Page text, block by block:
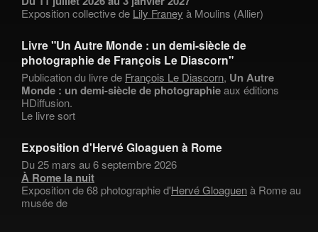
Exposition collective de Lily Franey à Moulins (Allier)
Livre "Un Autre Monde : un demi-siècle de
photographie de François Le Diascorn"
Publication du livre de François Le Diascorn, Un Autre
Monde : un demi-siècle de photographieaux éditions
HDiffusion.
Le livre sort
Exposition d'Hervé Gloaguen à Rome
Du 25 mars au 6 septembre 2026
À Rome la nuit
Exposition de 68 photographie d'Hervé Gloaguenà Rome au
musée de